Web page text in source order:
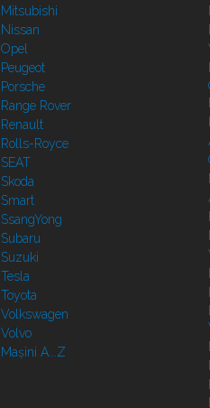
Mitsubishi
Nissan
Opel
Peugeot
Porsche
Range Rover
Renault
Rolls-Royce
SEAT
Skoda
Smart
SsangYong
Subaru
Suzuki
Tesla
Toyota
Volkswagen
Volvo
Mașini A...Z